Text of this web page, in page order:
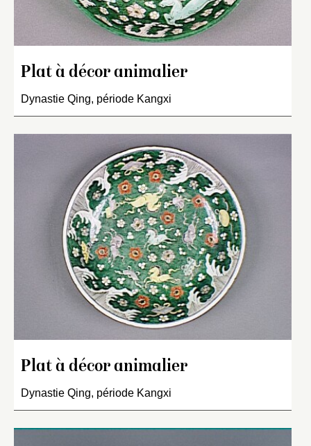
Plat à décor animalier
Dynastie Qing, période Kangxi
Plat à décor animalier
Dynastie Qing, période Kangxi